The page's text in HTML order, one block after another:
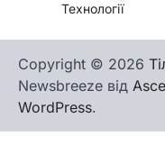
Технології
Copyright © 2026
Newsbreeze від
WordPress.